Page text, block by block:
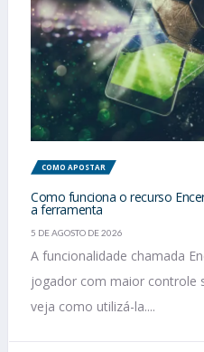
COMO APOSTAR
Como funciona o recurso
a ferramenta
5 DE AGOSTO DE 2026
A funcionalidade chamada
jogador com maior controle
veja como utilizá-la....